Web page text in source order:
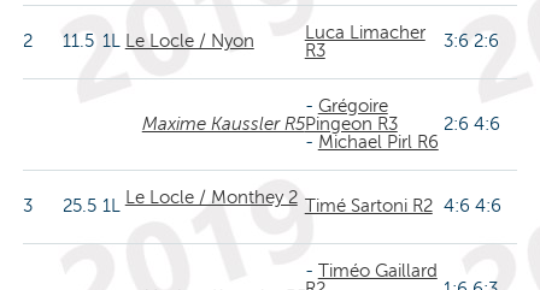
2 11.5 1L Le Locle / Nyon
Luca Limacher
R3
3:6 2:6
Maxime Kaussler R5
- Grégoire
Pingeon R3
- Michael Pirl R6
2:6 4:6
3 25.5 1L Le Locle / Monthey 2 Timé Sartoni R2 4:6 4:6
- Timéo Gaillard